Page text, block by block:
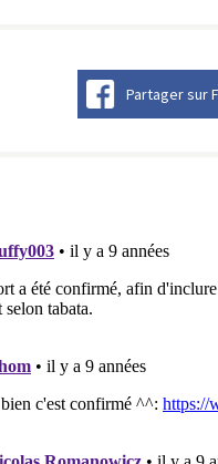
Partager sur